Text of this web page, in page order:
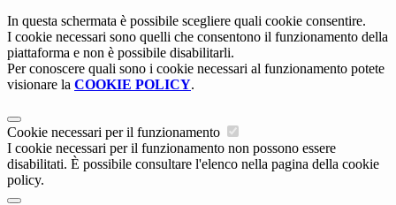
In questa schermata è possibile scegliere quali cookie consentire.
I cookie necessari sono quelli che consentono il funzionamento della
piattaforma e non è possibile disabilitarli.
Per conoscere quali sono i cookie necessari al funzionamento potete
visionare la COOKIE POLICY.
Cookie necessari per il funzionamento
I cookie necessari per il funzionamento non possono essere
disabilitati. È possibile consultare l'elenco nella pagina della cookie
policy.